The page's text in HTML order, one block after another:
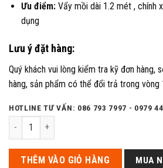
Ưu điểm:Vẩy mồi dài 1.2 mét , chính
dụng
Lưu ý đặt hàng:
Quý khách vui lòng kiểm tra kỹ đơn hàng,
hàng, sản phẩm có thể đổi trả trong vòng
HOTLINE TƯ VẤN: 086 793 7997 - 0979
Gậy xả mồi săn hàng dài 1.2 m số lượng
THÊM VÀO GIỎ HÀNG MUA